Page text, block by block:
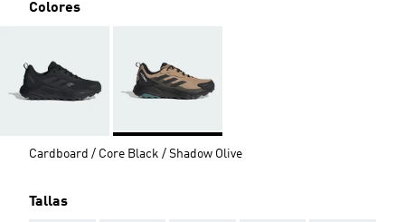
Colores
Cardboard / Core Black / Shadow Olive
Tallas